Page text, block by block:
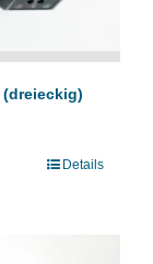
(dreieckig)
Details